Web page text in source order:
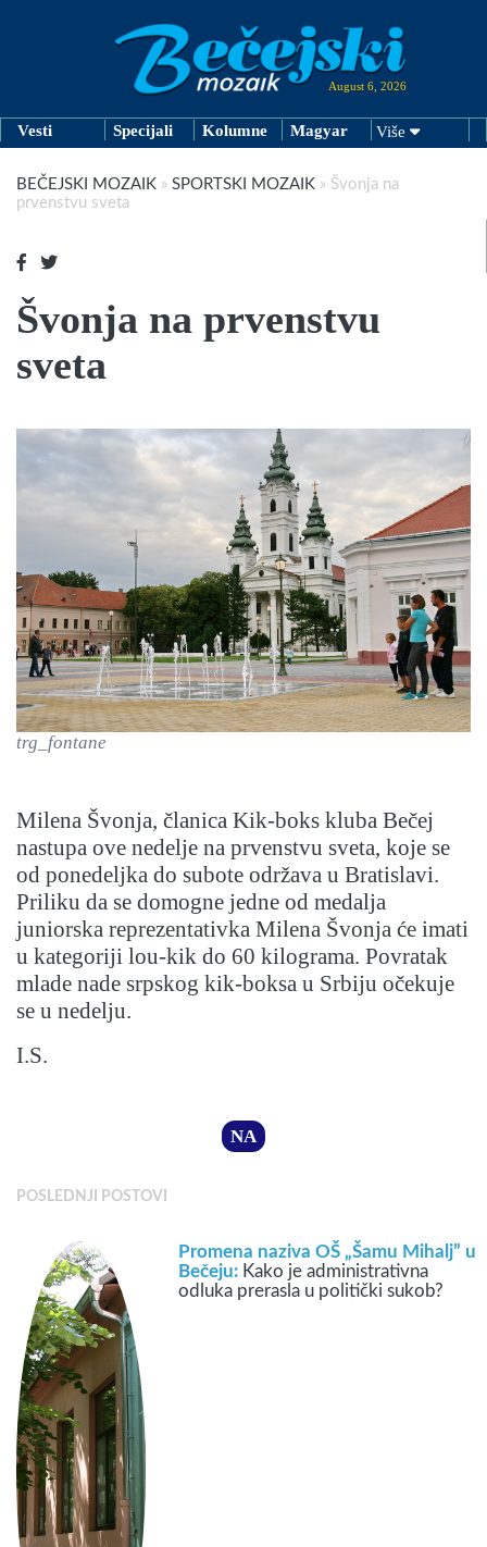
August 6, 2026
Vesti Specijali Kolumne Magyar Više
BEČEJSKI MOZAIK » SPORTSKI MOZAIK » Švonja na
prvenstvu sveta
Švonja na prvenstvu
sveta
trg_fontane
Milena Švonja, članica Kik-boks kluba Bečej
nastupa ove nedelje na prvenstvu sveta, koje se
od ponedeljka do subote održava u Bratislavi.
Priliku da se domogne jedne od medalja
juniorska reprezentativka Milena Švonja će imati
u kategoriji lou-kik do 60 kilograma. Povratak
mlade nade srpskog kik-boksa u Srbiju očekuje
se u nedelju.
I.S.
NA
POSLEDNJI POSTOVI
Promena naziva OŠ „Šamu Mihalj” u
Bečeju: Kako je administrativna
odluka prerasla u politički sukob?